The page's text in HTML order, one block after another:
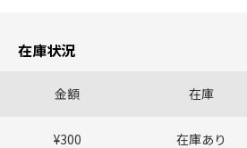
在庫状況
金額 在庫
¥300 在庫あり